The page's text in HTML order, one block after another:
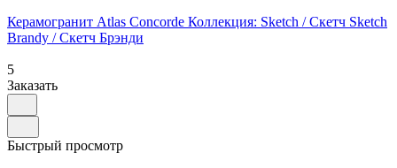
Керамогранит Atlas Concorde Коллекция: Sketch / Скетч Sketch
Brandy / Скетч Брэнди
5
Заказать
Быстрый просмотр